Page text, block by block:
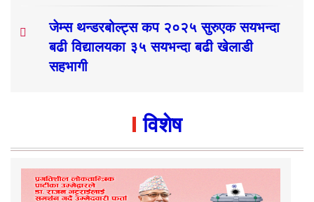
जेम्स थन्डरबोल्ट्स कप २०२५ सुरुएक सयभन्दा
बढी विद्यालयका ३५ सयभन्दा बढी खेलाडी
सहभागी
विशेष